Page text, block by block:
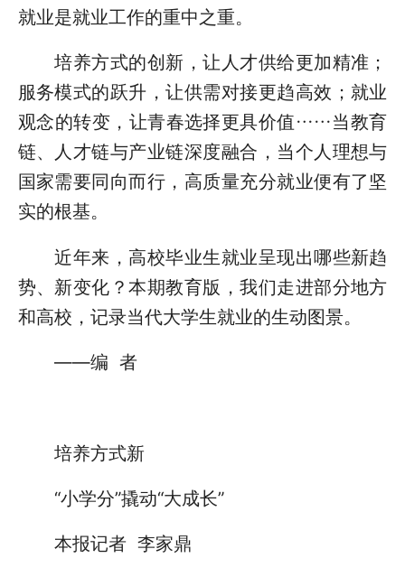
就业是就业工作的重中之重。
培养方式的创新，让人才供给更加精准；
服务模式的跃升，让供需对接更趋高效；就业
观念的转变，让青春选择更具价值……当教育
链、人才链与产业链深度融合，当个人理想与
国家需要同向而行，高质量充分就业便有了坚
实的根基。
近年来，高校毕业生就业呈现出哪些新趋
势、新变化？本期教育版，我们走进部分地方
和高校，记录当代大学生就业的生动图景。
——编 者
培养方式新
“小学分”撬动“大成长”
本报记者 李家鼎